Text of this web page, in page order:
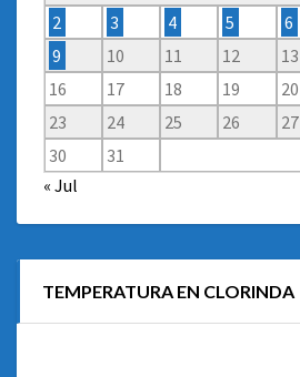
2
3 4 5 6
9
10 11 12 13
16
17 18 19 20
23
24 25 26 27
30
31
« Jul
TEMPERATURA EN CLORINDA